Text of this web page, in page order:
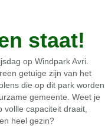
staat!
op Windpark Avri.
getuige zijn van het
die op dit park worden
gemeente. Weet je
capaciteit draait,
heel gezin?